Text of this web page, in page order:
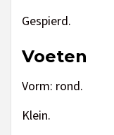
Gespierd.
Voeten
Vorm: rond.
Klein.